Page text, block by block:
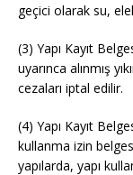
geçici olarak su,
(3) Yapı Kayıt
uyarınca alınmış
cezaları iptal edilir.
(4) Yapı Kayıt
kullanma izin
yapılarda, yapı